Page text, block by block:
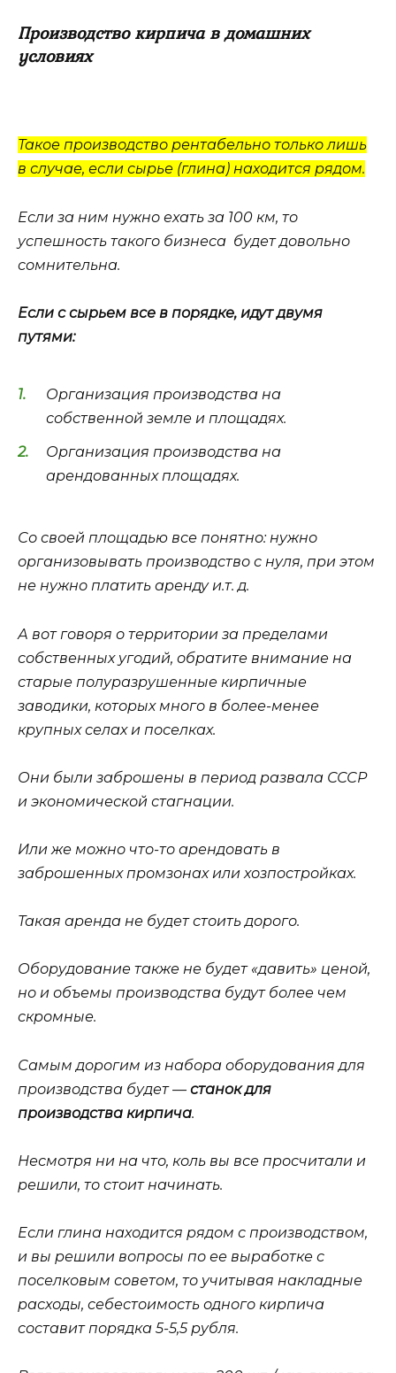
Производство кирпича в домашних
условиях
Такое производство рентабельно только лишь
в случае, если сырье (глина) находится рядом.
Если за ним нужно ехать за 100 км, то
успешность такого бизнеса будет довольно
сомнительна.
Если с сырьем все в порядке, идут двумя
путями:
Организация производства на
собственной земле и площадях.
Организация производства на
арендованных площадях.
Со своей площадью все понятно: нужно
организовывать производство с нуля, при этом
не нужно платить аренду и.т. д.
А вот говоря о территории за пределами
собственных угодий, обратите внимание на
старые полуразрушенные кирпичные
заводики, которых много в более-менее
крупных селах и поселках.
Они были заброшены в период развала СССР
и экономической стагнации.
Или же можно что-то арендовать в
заброшенных промзонах или хозпостройках.
Такая аренда не будет стоить дорого.
Оборудование также не будет «давить» ценой,
но и объемы производства будут более чем
скромные.
Самым дорогим из набора оборудования для
производства будет — станок для
производства кирпича.
Несмотря ни на что, коль вы все просчитали и
решили, то стоит начинать.
Если глина находится рядом с производством,
и вы решили вопросы по ее выработке с
поселковым советом, то учитывая накладные
расходы, себестоимость одного кирпича
составит порядка 5-5,5 рубля.